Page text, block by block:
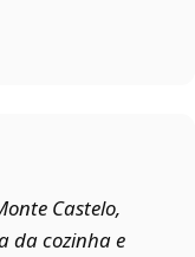
Castelo,
da cozinha e